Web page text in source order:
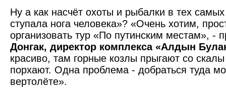
Ну а как насчёт охоты и рыбалки в тех
ступала нога человека»? «Очень хотим,
организовать тур «По путинским местам», -
Донгак, директор комплекса «Алдын
красиво, там горные козлы прыгают со скалы
порхают. Одна проблема - добраться туда
вертолёте».